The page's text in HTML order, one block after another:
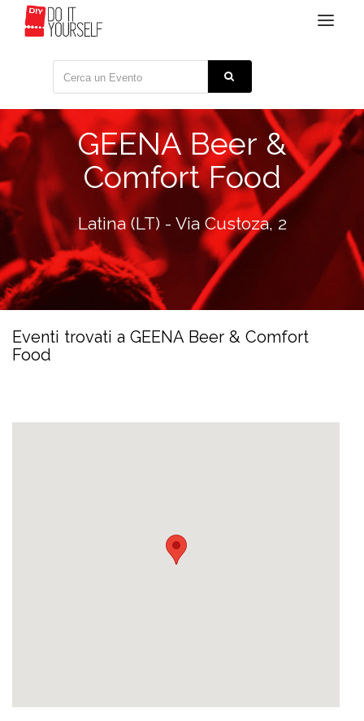
Toggle
GEENA Beer &
Comfort Food
Latina (LT) - Via Custoza, 2
Eventi trovati a GEENA Beer & Comfort
Food